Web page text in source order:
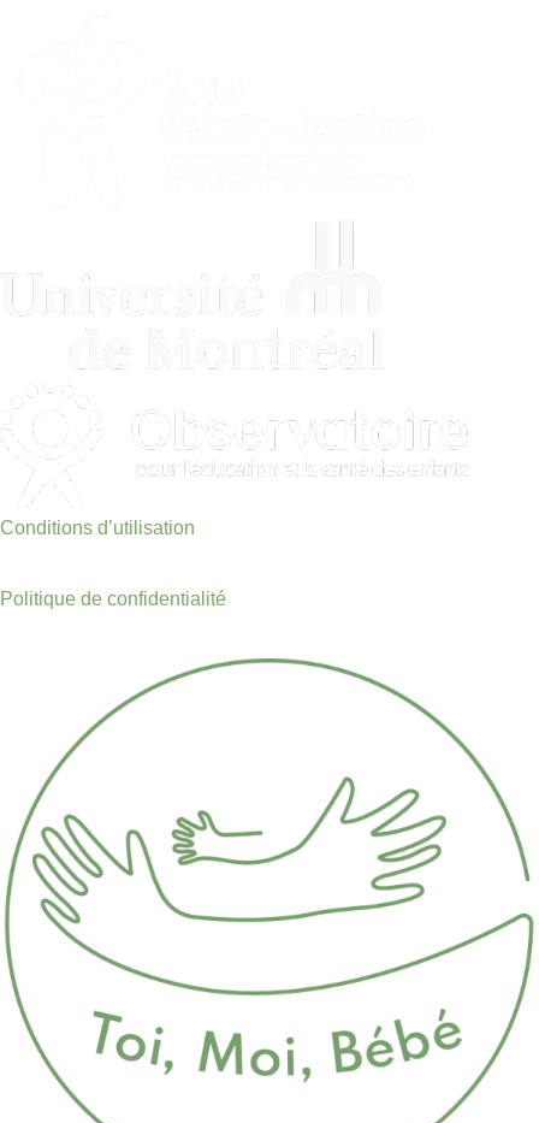
Conditions d’utilisation
Politique de confidentialité